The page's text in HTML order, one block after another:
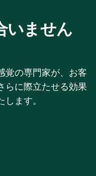
UK）。
health-
risk
る味覚・嗅覚障害
いません
覚の専門家が、お客
らに際立たせる効果
ます。